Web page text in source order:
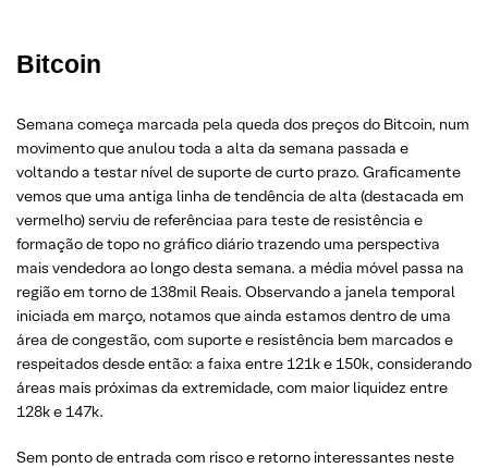
Bitcoin
Semana começa marcada pela queda dos preços do Bitcoin, num
movimento que anulou toda a alta da semana passada e
voltando a testar nível de suporte de curto prazo. Graficamente
vemos que uma antiga linha de tendência de alta (destacada em
vermelho) serviu de referênciaa para teste de resistência e
formação de topo no gráfico diário trazendo uma perspectiva
mais vendedora ao longo desta semana. a média móvel passa na
região em torno de 138mil Reais. Observando a janela temporal
iniciada em março, notamos que ainda estamos dentro de uma
área de congestão, com suporte e resistência bem marcados e
respeitados desde então: a faixa entre 121k e 150k, considerando
áreas mais próximas da extremidade, com maior liquidez entre
128k e 147k.
Sem ponto de entrada com risco e retorno interessantes neste